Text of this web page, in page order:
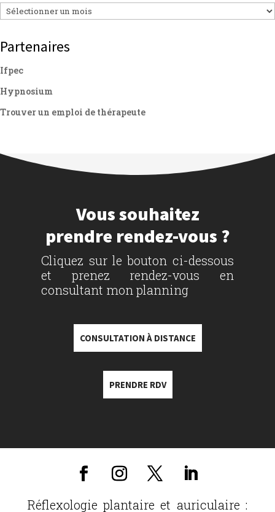
Archives
Partenaires
Ifpec
Hypnosium
Trouver un emploi de thérapeute
Vous souhaitez
prendre rendez-vous ?
Cliquez sur le bouton ci-dessous
et prenez rendez-vous en
consultant mon planning
CONSULTATION À DISTANCE
PRENDRE RDV
Réflexologie plantaire et auriculaire :